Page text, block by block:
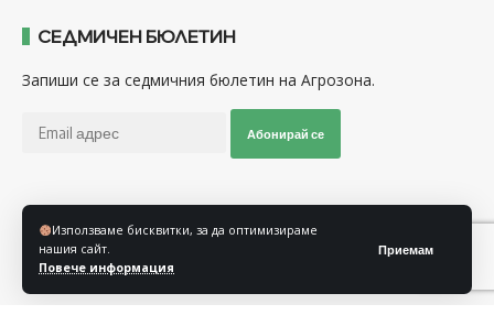
Използваме бисквитки, за да оптимизираме
нашия сайт.
Повече информация
Приемам
СЕДМИЧЕН БЮЛЕТИН
Запиши се за седмичния бюлетин на Агрозона.
Абонирай се
Последвайте ни